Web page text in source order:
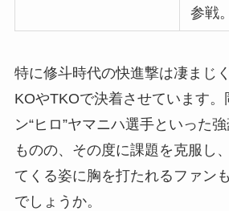
参戦。
特に修斗時代の快進撃は凄まじ
KOやTKOで決着させています。
ン“ヒロ”ヤマニハ選手といった
ものの、その度に課題を克服し
てくる姿に胸を打たれるファン
でしょうか。